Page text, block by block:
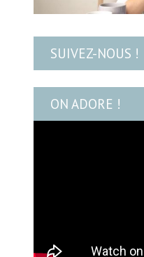
SUIVEZ-NOUS !
ON ADORE !